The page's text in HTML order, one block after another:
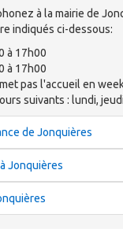
à la mairie de
indiqués ci-dessous:
à 17h00
à 17h00
pas l'accueil en
suivants : lundi,
de Jonquières
Jonquières